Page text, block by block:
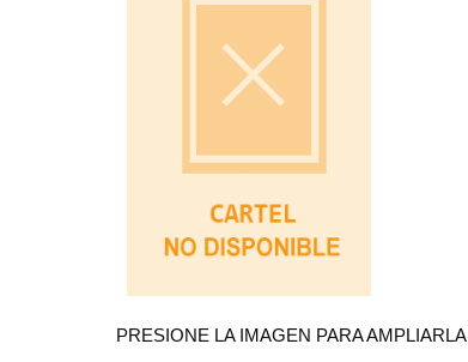
PRESIONE LA IMAGEN PARA AMPLIARLA